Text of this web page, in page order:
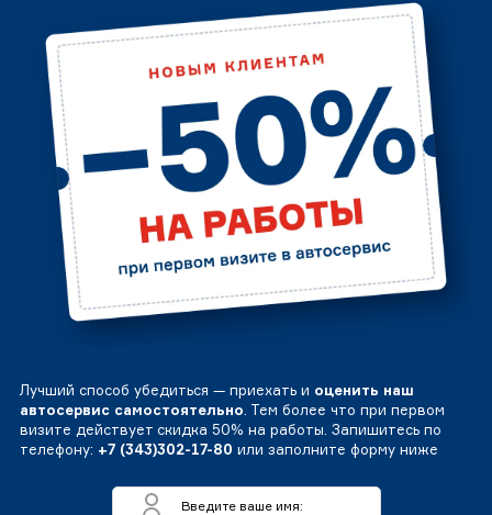
Лучший способ убедиться — приехать и оценить наш
автосервис самостоятельно. Тем более что при первом
визите действует скидка 50% на работы. Запишитесь по
телефону: +7 (343)302-17-80 или заполните форму ниже